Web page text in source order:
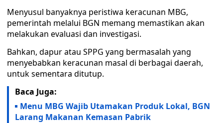
Menyusul banyaknya peristiwa keracunan MBG,
pemerintah melalui BGN memang memastikan akan
melakukan evaluasi dan investigasi.
Bahkan, dapur atau SPPG yang bermasalah yang
menyebabkan keracunan masal di berbagai daerah,
untuk sementara ditutup.
Baca Juga:
Menu MBG Wajib Utamakan Produk Lokal, BGN
Larang Makanan Kemasan Pabrik